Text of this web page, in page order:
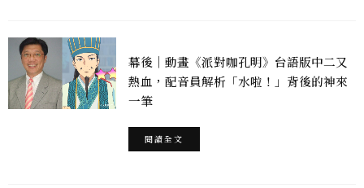
幕後｜動畫《派對咖孔明》台語版中二又
熱血，配音員解析「水啦！」背後的神來
一筆
閱讀全文